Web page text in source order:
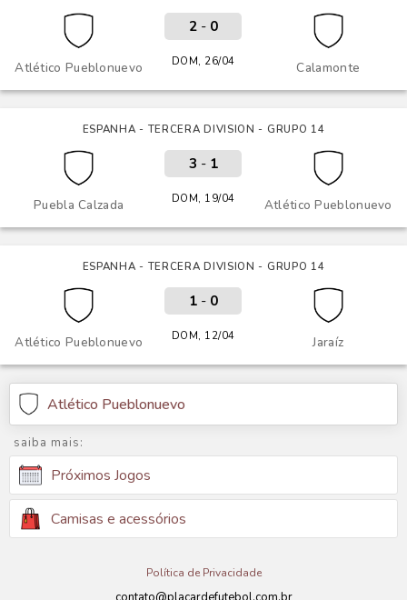
Atlético Pueblonuevo Calamonte
2- 0
DOM, 26/04
ESPANHA - TERCERA DIVISION - GRUPO 14
Puebla Calzada Atlético Pueblonuevo
3 - 1
DOM, 19/04
ESPANHA - TERCERA DIVISION - GRUPO 14
Atlético Pueblonuevo Jaraíz
1- 0
DOM, 12/04
Atlético Pueblonuevo
saiba mais:
Próximos Jogos
Camisas e acessórios
Política de Privacidade